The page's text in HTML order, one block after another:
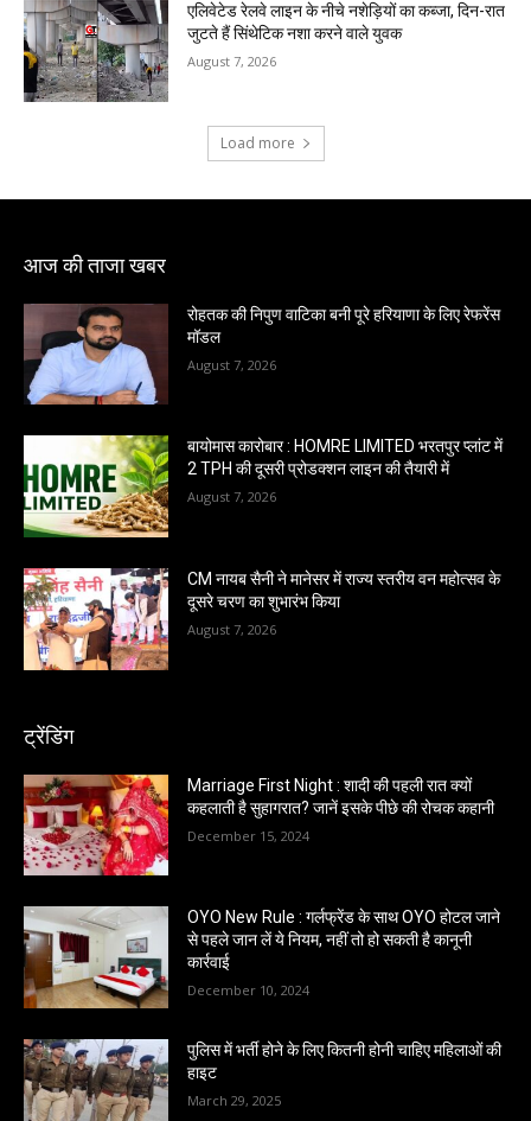
एलिवेटेड रेलवे लाइन के नीचे नशेड़ियों का कब्जा, दिन-रात
जुटते हैं सिंथेटिक नशा करने वाले युवक
August 7, 2026
Load more
आज की ताजा खबर
रोहतक की निपुण वाटिका बनी पूरे हरियाणा के लिए रेफरेंस
मॉडल
August 7, 2026
बायोमास कारोबार : HOMRE LIMITED भरतपुर प्लांट में
2 TPH की दूसरी प्रोडक्शन लाइन की तैयारी में
August 7, 2026
CM नायब सैनी ने मानेसर में राज्य स्तरीय वन महोत्सव के
दूसरे चरण का शुभारंभ किया
August 7, 2026
ट्रेंडिंग
Marriage First Night : शादी की पहली रात क्यों
कहलाती है सुहागरात? जानें इसके पीछे की रोचक कहानी
December 15, 2024
OYO New Rule : गर्लफ्रेंड के साथ OYO होटल जाने
से पहले जान लें ये नियम, नहीं तो हो सकती है कानूनी
कार्रवाई
December 10, 2024
पुलिस में भर्ती होने के लिए कितनी होनी चाहिए महिलाओं की
हाइट
March 29, 2025